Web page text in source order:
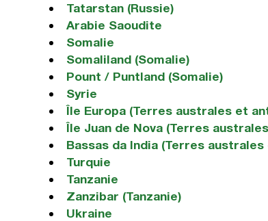
Tatarstan (Russie)
Arabie Saoudite
Somalie
Somaliland (Somalie)
Pount / Puntland (Somalie)
Syrie
Île Europa (Terres australes et
Île Juan de Nova (Terres
Bassas da India (Terres
Turquie
Tanzanie
Zanzibar (Tanzanie)
Ukraine